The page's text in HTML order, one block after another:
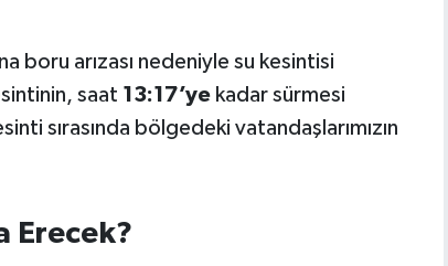
boru arızası nedeniyle su kesintisi
saat 13:17’yekadar sürmesi
sırasında bölgedeki vatandaşlarımızın
Erecek?